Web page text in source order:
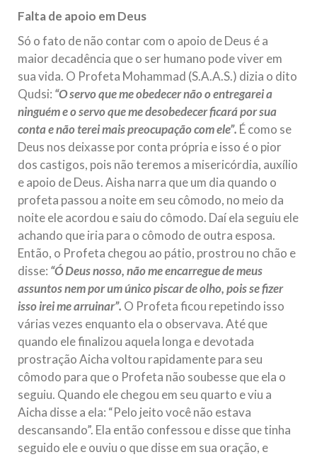
Falta de apoio em Deus
Só o fato de não contar com o apoio de Deus é a
maior decadência que o ser humano pode viver em
sua vida. O Profeta Mohammad (S.A.A.S.) dizia o dito
Qudsi: “O servo que me obedecer não o entregarei a
ninguém e o servo que me desobedecer ficará por sua
conta e não terei mais preocupação com ele”. É como se
Deus nos deixasse por conta própria e isso é o pior
dos castigos, pois não teremos a misericórdia, auxílio
e apoio de Deus. Aisha narra que um dia quando o
profeta passou a noite em seu cômodo, no meio da
noite ele acordou e saiu do cômodo. Daí ela seguiu ele
achando que iria para o cômodo de outra esposa.
Então, o Profeta chegou ao pátio, prostrou no chão e
disse: “Ó Deus nosso, não me encarregue de meus
assuntos nem por um único piscar de olho, pois se fizer
isso irei me arruinar”. O Profeta ficou repetindo isso
várias vezes enquanto ela o observava. Até que
quando ele finalizou aquela longa e devotada
prostração Aicha voltou rapidamente para seu
cômodo para que o Profeta não soubesse que ela o
seguiu. Quando ele chegou em seu quarto e viu a
Aicha disse a ela: “Pelo jeito você não estava
descansando”. Ela então confessou e disse que tinha
seguido ele e ouviu o que disse em sua oração, e